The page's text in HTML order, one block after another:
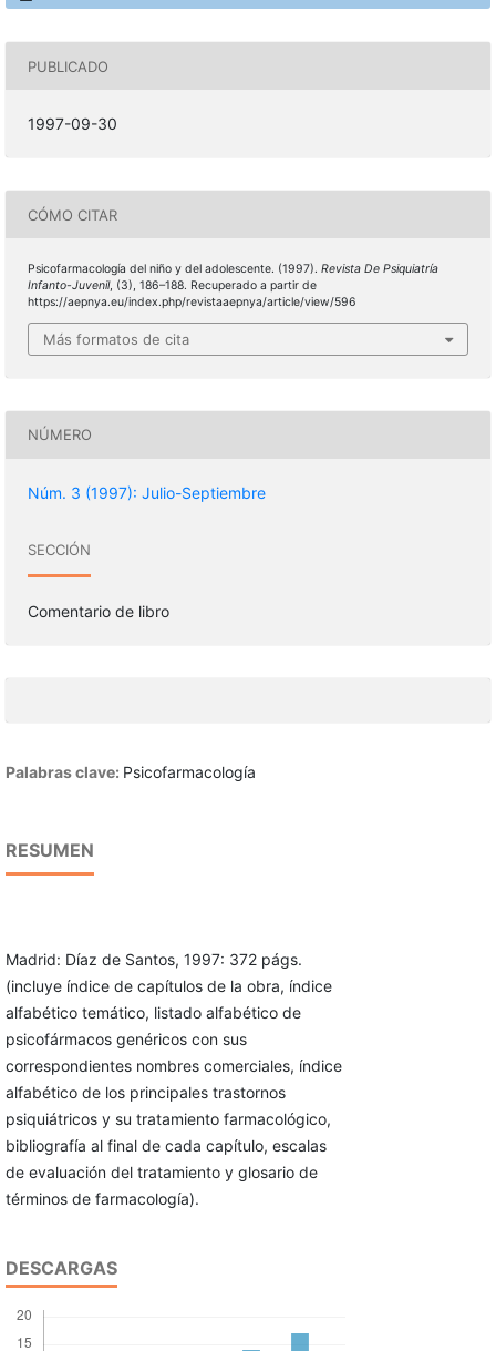
PUBLICADO
1997-09-30
CÓMO CITAR
Psicofarmacología del niño y del adolescente. (1997). Revista De Psiquiatría
Infanto-Juvenil, (3), 186–188. Recuperado a partir de
https://aepnya.eu/index.php/revistaaepnya/article/view/596
Más formatos de cita
NÚMERO
Núm. 3 (1997): Julio-Septiembre
SECCIÓN
Comentario de libro
Palabras clave: Psicofarmacología
RESUMEN
Madrid: Díaz de Santos, 1997: 372 págs.
(incluye índice de capítulos de la obra, índice
alfabético temático, listado alfabético de
psicofármacos genéricos con sus
correspondientes nombres comerciales, índice
alfabético de los principales trastornos
psiquiátricos y su tratamiento farmacológico,
bibliografía al final de cada capítulo, escalas
de evaluación del tratamiento y glosario de
términos de farmacología).
DESCARGAS